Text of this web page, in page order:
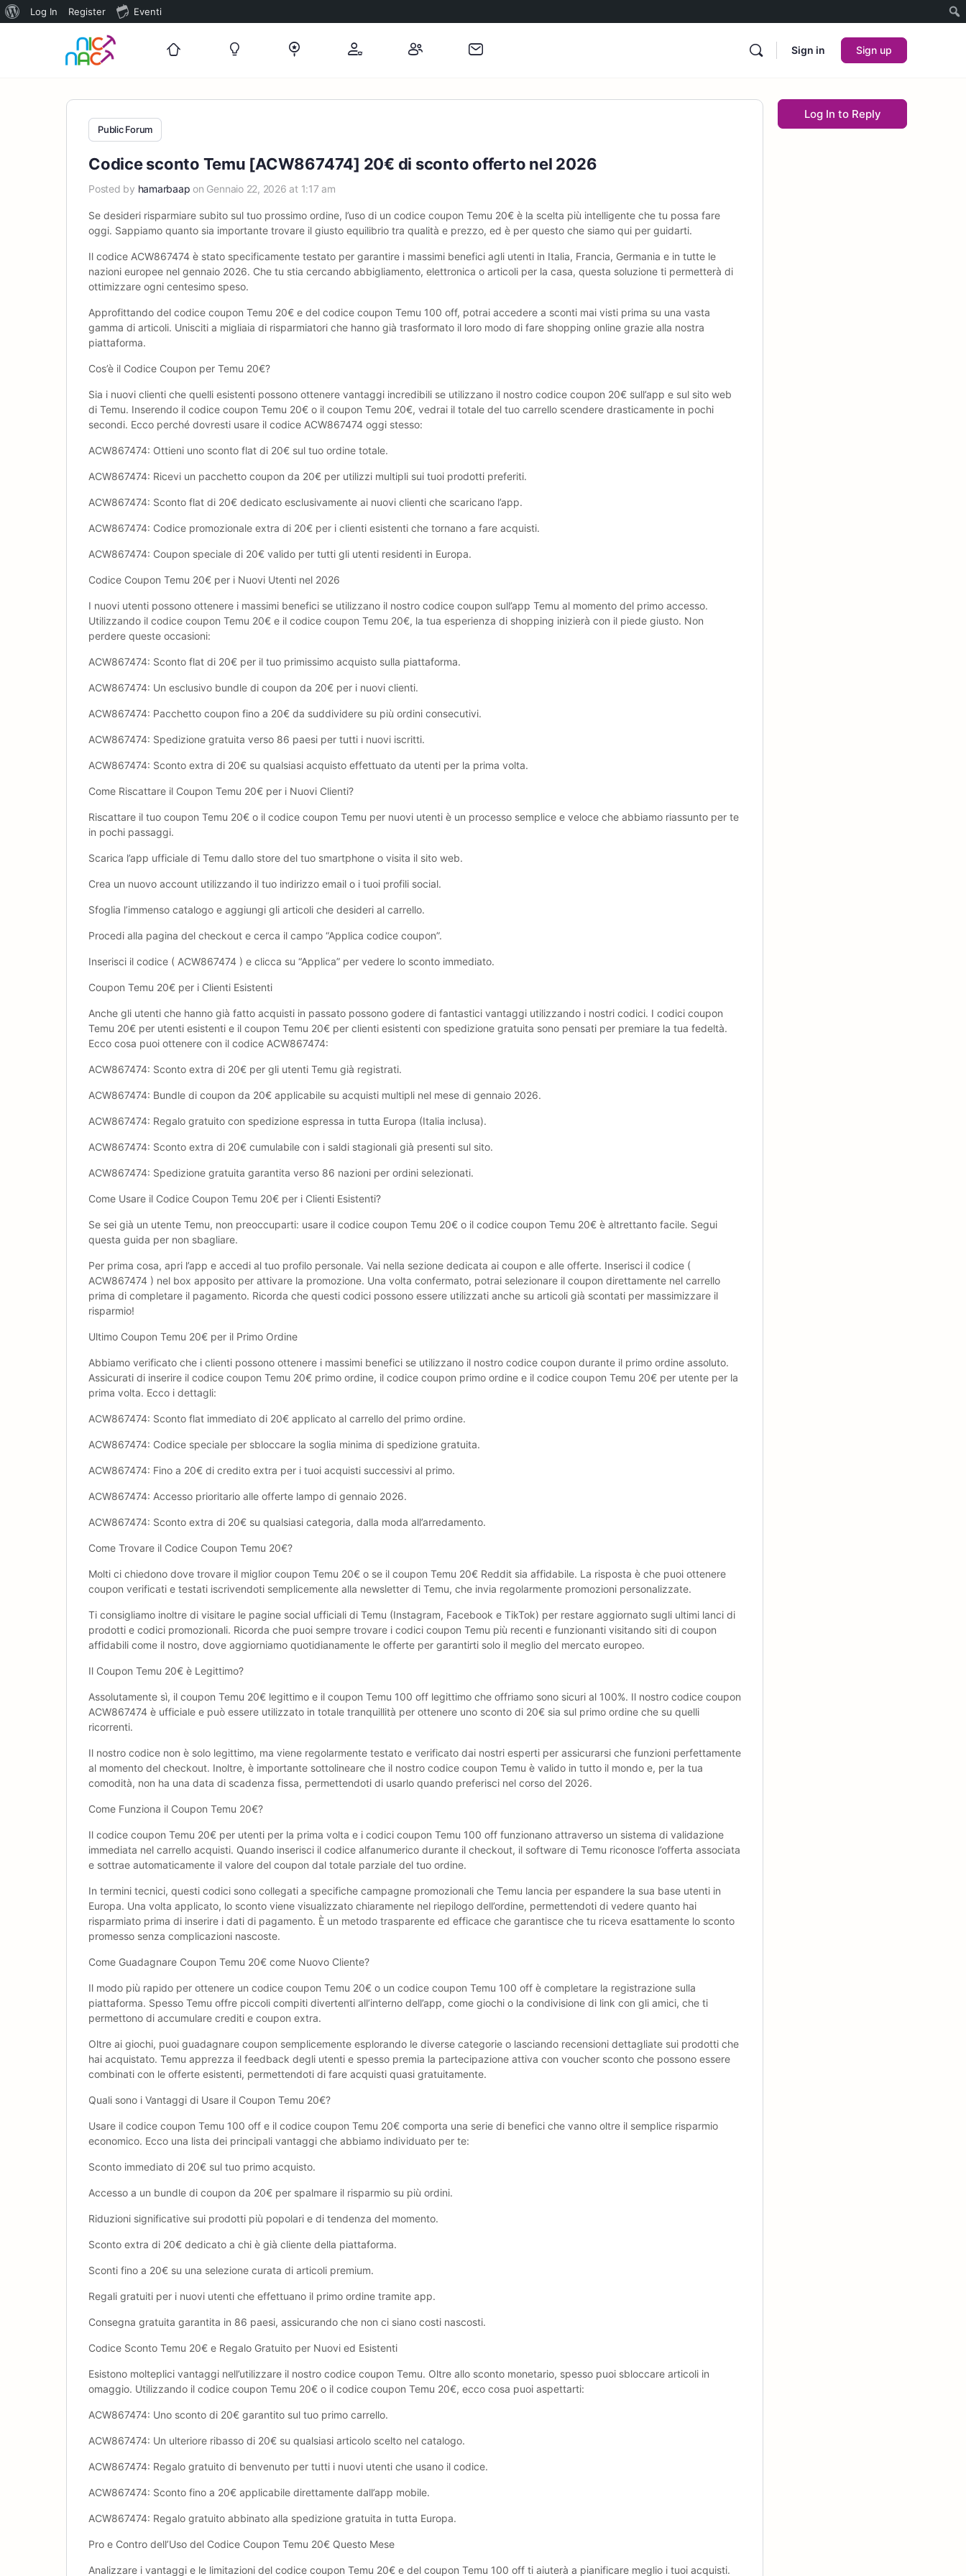
Informazioni
WordPress
Log In Register Eventi
Sign in Sign up
Public Forum
Codice sconto Temu [ACW867474] 20€ di sconto offerto nel 2026
Posted by hamarbaap on Gennaio 22, 2026 at 1:17 am
Se desideri risparmiare subito sul tuo prossimo ordine, l’uso di un codice coupon Temu ‎20€ è la scelta più intelligente che tu possa fare
oggi. Sappiamo quanto sia importante trovare il giusto equilibrio tra qualità e prezzo, ed è per questo che siamo qui per guidarti.
Il codice ACW867474 è stato specificamente testato per garantire i massimi benefici agli utenti in Italia, Francia, Germania e in tutte le
nazioni europee nel gennaio 2026. Che tu stia cercando abbigliamento, elettronica o articoli per la casa, questa soluzione ti permetterà di
ottimizzare ogni centesimo speso.
Approfittando del codice coupon Temu ‎20€ e del codice coupon Temu 100 off, potrai accedere a sconti mai visti prima su una vasta
gamma di articoli. Unisciti a migliaia di risparmiatori che hanno già trasformato il loro modo di fare shopping online grazie alla nostra
piattaforma.
Cos’è il Codice Coupon per Temu ‎20€?
Sia i nuovi clienti che quelli esistenti possono ottenere vantaggi incredibili se utilizzano il nostro codice coupon ‎20€ sull’app e sul sito web
di Temu. Inserendo il codice coupon Temu ‎20€ o il coupon Temu ‎20€, vedrai il totale del tuo carrello scendere drasticamente in pochi
secondi. Ecco perché dovresti usare il codice ACW867474 oggi stesso:
ACW867474: Ottieni uno sconto flat di ‎20€ sul tuo ordine totale.
ACW867474: Ricevi un pacchetto coupon da ‎20€ per utilizzi multipli sui tuoi prodotti preferiti.
ACW867474: Sconto flat di ‎20€ dedicato esclusivamente ai nuovi clienti che scaricano l’app.
ACW867474: Codice promozionale extra di ‎20€ per i clienti esistenti che tornano a fare acquisti.
ACW867474: Coupon speciale di ‎20€ valido per tutti gli utenti residenti in Europa.
Codice Coupon Temu ‎20€ per i Nuovi Utenti nel 2026
I nuovi utenti possono ottenere i massimi benefici se utilizzano il nostro codice coupon sull’app Temu al momento del primo accesso.
Utilizzando il codice coupon Temu ‎20€ e il codice coupon Temu ‎20€, la tua esperienza di shopping inizierà con il piede giusto. Non
perdere queste occasioni:
ACW867474: Sconto flat di ‎20€ per il tuo primissimo acquisto sulla piattaforma.
ACW867474: Un esclusivo bundle di coupon da ‎20€ per i nuovi clienti.
ACW867474: Pacchetto coupon fino a ‎20€ da suddividere su più ordini consecutivi.
ACW867474: Spedizione gratuita verso 86 paesi per tutti i nuovi iscritti.
ACW867474: Sconto extra di ‎20€ su qualsiasi acquisto effettuato da utenti per la prima volta.
Come Riscattare il Coupon Temu ‎20€ per i Nuovi Clienti?
Riscattare il tuo coupon Temu ‎20€ o il codice coupon Temu per nuovi utenti è un processo semplice e veloce che abbiamo riassunto per te
in pochi passaggi.
Scarica l’app ufficiale di Temu dallo store del tuo smartphone o visita il sito web.
Crea un nuovo account utilizzando il tuo indirizzo email o i tuoi profili social.
Sfoglia l’immenso catalogo e aggiungi gli articoli che desideri al carrello.
Procedi alla pagina del checkout e cerca il campo “Applica codice coupon”.
Inserisci il codice ( ACW867474 ) e clicca su “Applica” per vedere lo sconto immediato.
Coupon Temu ‎20€ per i Clienti Esistenti
Anche gli utenti che hanno già fatto acquisti in passato possono godere di fantastici vantaggi utilizzando i nostri codici. I codici coupon
Temu ‎20€ per utenti esistenti e il coupon Temu ‎20€ per clienti esistenti con spedizione gratuita sono pensati per premiare la tua fedeltà.
Ecco cosa puoi ottenere con il codice ACW867474:
ACW867474: Sconto extra di ‎20€ per gli utenti Temu già registrati.
ACW867474: Bundle di coupon da ‎20€ applicabile su acquisti multipli nel mese di gennaio 2026.
ACW867474: Regalo gratuito con spedizione espressa in tutta Europa (Italia inclusa).
ACW867474: Sconto extra di ‎20€ cumulabile con i saldi stagionali già presenti sul sito.
ACW867474: Spedizione gratuita garantita verso 86 nazioni per ordini selezionati.
Come Usare il Codice Coupon Temu ‎20€ per i Clienti Esistenti?
Se sei già un utente Temu, non preoccuparti: usare il codice coupon Temu ‎20€ o il codice coupon Temu ‎20€ è altrettanto facile. Segui
questa guida per non sbagliare.
Per prima cosa, apri l’app e accedi al tuo profilo personale. Vai nella sezione dedicata ai coupon e alle offerte. Inserisci il codice (
ACW867474 ) nel box apposito per attivare la promozione. Una volta confermato, potrai selezionare il coupon direttamente nel carrello
prima di completare il pagamento. Ricorda che questi codici possono essere utilizzati anche su articoli già scontati per massimizzare il
risparmio!
Ultimo Coupon Temu ‎20€ per il Primo Ordine
Abbiamo verificato che i clienti possono ottenere i massimi benefici se utilizzano il nostro codice coupon durante il primo ordine assoluto.
Assicurati di inserire il codice coupon Temu ‎20€ primo ordine, il codice coupon primo ordine e il codice coupon Temu ‎20€ per utente per la
prima volta. Ecco i dettagli:
ACW867474: Sconto flat immediato di ‎20€ applicato al carrello del primo ordine.
ACW867474: Codice speciale per sbloccare la soglia minima di spedizione gratuita.
ACW867474: Fino a ‎20€ di credito extra per i tuoi acquisti successivi al primo.
ACW867474: Accesso prioritario alle offerte lampo di gennaio 2026.
ACW867474: Sconto extra di ‎20€ su qualsiasi categoria, dalla moda all’arredamento.
Come Trovare il Codice Coupon Temu ‎20€?
Molti ci chiedono dove trovare il miglior coupon Temu ‎20€ o se il coupon Temu ‎20€ Reddit sia affidabile. La risposta è che puoi ottenere
coupon verificati e testati iscrivendoti semplicemente alla newsletter di Temu, che invia regolarmente promozioni personalizzate.
Ti consigliamo inoltre di visitare le pagine social ufficiali di Temu (Instagram, Facebook e TikTok) per restare aggiornato sugli ultimi lanci di
prodotti e codici promozionali. Ricorda che puoi sempre trovare i codici coupon Temu più recenti e funzionanti visitando siti di coupon
affidabili come il nostro, dove aggiorniamo quotidianamente le offerte per garantirti solo il meglio del mercato europeo.
Il Coupon Temu ‎20€ è Legittimo?
Assolutamente sì, il coupon Temu ‎20€ legittimo e il coupon Temu 100 off legittimo che offriamo sono sicuri al 100%. Il nostro codice coupon
ACW867474 è ufficiale e può essere utilizzato in totale tranquillità per ottenere uno sconto di ‎20€ sia sul primo ordine che su quelli
ricorrenti.
Il nostro codice non è solo legittimo, ma viene regolarmente testato e verificato dai nostri esperti per assicurarsi che funzioni perfettamente
al momento del checkout. Inoltre, è importante sottolineare che il nostro codice coupon Temu è valido in tutto il mondo e, per la tua
comodità, non ha una data di scadenza fissa, permettendoti di usarlo quando preferisci nel corso del 2026.
Come Funziona il Coupon Temu ‎20€?
Il codice coupon Temu ‎20€ per utenti per la prima volta e i codici coupon Temu 100 off funzionano attraverso un sistema di validazione
immediata nel carrello acquisti. Quando inserisci il codice alfanumerico durante il checkout, il software di Temu riconosce l’offerta associata
e sottrae automaticamente il valore del coupon dal totale parziale del tuo ordine.
In termini tecnici, questi codici sono collegati a specifiche campagne promozionali che Temu lancia per espandere la sua base utenti in
Europa. Una volta applicato, lo sconto viene visualizzato chiaramente nel riepilogo dell’ordine, permettendoti di vedere quanto hai
risparmiato prima di inserire i dati di pagamento. È un metodo trasparente ed efficace che garantisce che tu riceva esattamente lo sconto
promesso senza complicazioni nascoste.
Come Guadagnare Coupon Temu ‎20€ come Nuovo Cliente?
Il modo più rapido per ottenere un codice coupon Temu ‎20€ o un codice coupon Temu 100 off è completare la registrazione sulla
piattaforma. Spesso Temu offre piccoli compiti divertenti all’interno dell’app, come giochi o la condivisione di link con gli amici, che ti
permettono di accumulare crediti e coupon extra.
Oltre ai giochi, puoi guadagnare coupon semplicemente esplorando le diverse categorie o lasciando recensioni dettagliate sui prodotti che
hai acquistato. Temu apprezza il feedback degli utenti e spesso premia la partecipazione attiva con voucher sconto che possono essere
combinati con le offerte esistenti, permettendoti di fare acquisti quasi gratuitamente.
Quali sono i Vantaggi di Usare il Coupon Temu ‎20€?
Usare il codice coupon Temu 100 off e il codice coupon Temu ‎20€ comporta una serie di benefici che vanno oltre il semplice risparmio
economico. Ecco una lista dei principali vantaggi che abbiamo individuato per te:
Sconto immediato di ‎20€ sul tuo primo acquisto.
Accesso a un bundle di coupon da ‎20€ per spalmare il risparmio su più ordini.
Riduzioni significative sui prodotti più popolari e di tendenza del momento.
Sconto extra di ‎20€ dedicato a chi è già cliente della piattaforma.
Sconti fino a ‎20€ su una selezione curata di articoli premium.
Regali gratuiti per i nuovi utenti che effettuano il primo ordine tramite app.
Consegna gratuita garantita in 86 paesi, assicurando che non ci siano costi nascosti.
Codice Sconto Temu ‎20€ e Regalo Gratuito per Nuovi ed Esistenti
Esistono molteplici vantaggi nell’utilizzare il nostro codice coupon Temu. Oltre allo sconto monetario, spesso puoi sbloccare articoli in
omaggio. Utilizzando il codice coupon Temu ‎20€ o il codice coupon Temu ‎20€, ecco cosa puoi aspettarti:
ACW867474: Uno sconto di ‎20€ garantito sul tuo primo carrello.
ACW867474: Un ulteriore ribasso di ‎20€ su qualsiasi articolo scelto nel catalogo.
ACW867474: Regalo gratuito di benvenuto per tutti i nuovi utenti che usano il codice.
ACW867474: Sconto fino a ‎20€ applicabile direttamente dall’app mobile.
ACW867474: Regalo gratuito abbinato alla spedizione gratuita in tutta Europa.
Pro e Contro dell’Uso del Codice Coupon Temu ‎20€ Questo Mese
Analizzare i vantaggi e le limitazioni del codice coupon Temu ‎20€ e del coupon Temu 100 off ti aiuterà a pianificare meglio i tuoi acquisti.
Log In to Reply